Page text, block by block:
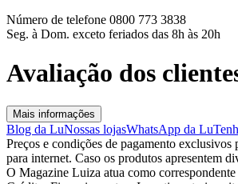
Número de telefone 0800 773 3838
Seg. à Dom. exceto feriados das 8h às 20h
Avaliação dos
Mais informações
Blog da LuNossas lojasWhatsApp da Lu
Preços e condições de pagamento
para internet. Caso os produtos apresentem
O Magazine Luiza atua como